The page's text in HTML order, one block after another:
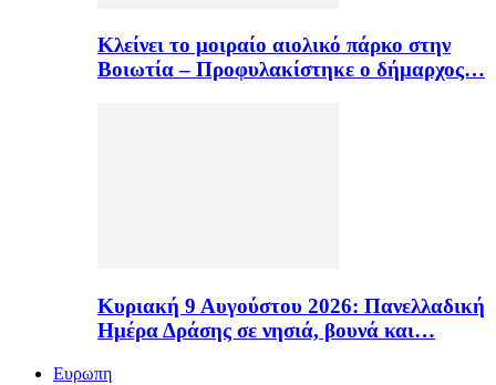
Κλείνει το μοιραίο αιολικό πάρκο στην
Βοιωτία – Προφυλακίστηκε ο δήμαρχος…
Κυριακή 9 Αυγούστου 2026: Πανελλαδική
Ημέρα Δράσης σε νησιά, βουνά και…
Ευρωπη